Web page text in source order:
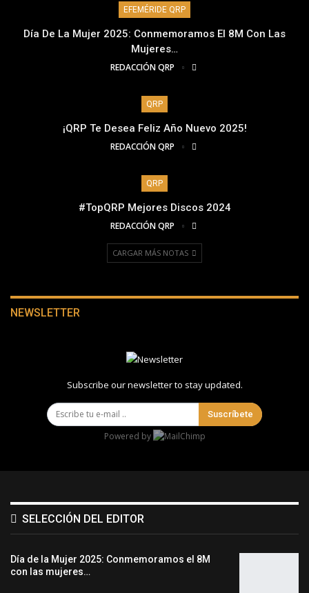
EFEMÉRIDE QRP
Día De La Mujer 2025: Conmemoramos El 8M Con Las
Mujeres…
REDACCIÓN QRP
QRP
¡QRP Te Desea Feliz Año Nuevo 2025!
REDACCIÓN QRP
QRP
#TopQRP Mejores Discos 2024
REDACCIÓN QRP
CARGAR MÁS NOTAS
NEWSLETTER
Subscribe our newsletter to stay updated.
Suscríbete
Powered by
SELECCIÓN DEL EDITOR
Día de la Mujer 2025: Conmemoramos el 8M
con las mujeres…